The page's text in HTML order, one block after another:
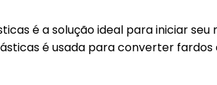
é a solução ideal para iniciar
é usada para converter fardos